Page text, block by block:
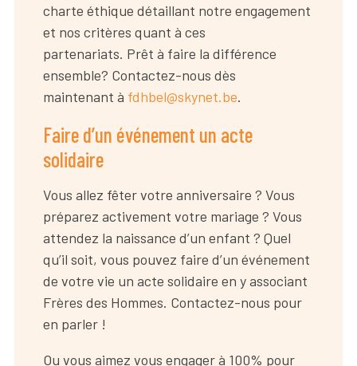
charte éthique détaillant notre engagement
et nos critères quant à ces
partenariats. Prêt à faire la différence
ensemble? Contactez-nous dès
maintenant à fdhbel@skynet.be.
Faire d’un événement un acte
solidaire
Vous allez fêter votre anniversaire ? Vous
préparez activement votre mariage ? Vous
attendez la naissance d’un enfant ? Quel
qu’il soit, vous pouvez faire d’un événement
de votre vie un acte solidaire en y associant
Frères des Hommes. Contactez-nous pour
en parler !
Ou vous aimez vous engager à 100% pour